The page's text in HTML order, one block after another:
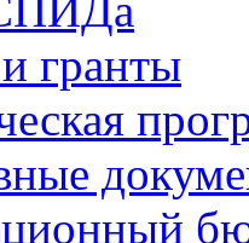
гранты